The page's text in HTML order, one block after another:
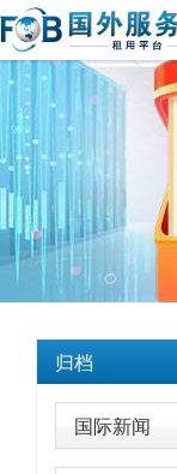
归档
国际新闻